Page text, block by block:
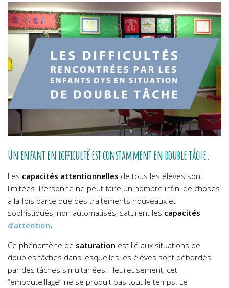
Un enfant en difficulté est constamment en double tâche.
Les capacités attentionnelles de tous les élèves sont
limitées. Personne ne peut faire un nombre infini de choses
à la fois parce que des traitements nouveaux et
sophistiqués, non automatisés, saturent les capacités
d’attention.
Ce phénomène de saturation est lié aux situations de
doubles tâches dans lesquelles les élèves sont débordés
par des tâches simultanées. Heureusement, cet
“embouteillage” ne se produit pas tout le temps. Le